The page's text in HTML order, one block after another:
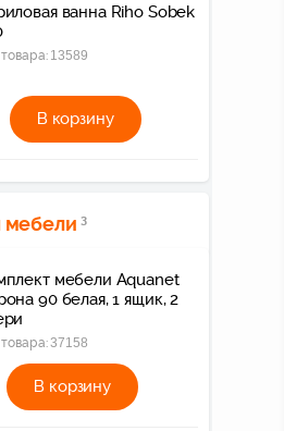
ванна Riho Sobek
13589
В корзину
мебели 3
мебели Aquanet
90 белая, 1 ящик, 2
товара:37158
В корзину